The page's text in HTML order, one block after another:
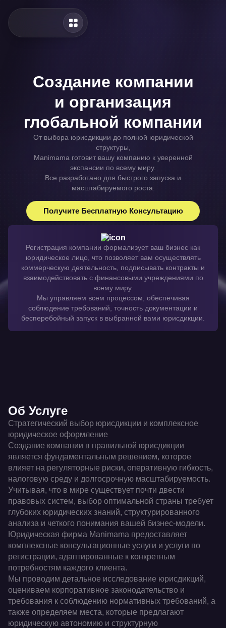
Создание компании
и организация
глобальной компании
От выбора юрисдикции до полной юридической
структуры,
Manimama готовит вашу компанию к уверенной
экспансии по всему миру.
Все разработано для быстрого запуска и
масштабируемого роста.
Получите Бесплатную Консультацию
Регистрация компании формализует ваш бизнес как
юридическое лицо, что позволяет вам осуществлять
коммерческую деятельность, подписывать контракты и
взаимодействовать с финансовыми учреждениями по
всему миру.
Мы управляем всем процессом, обеспечивая
соблюдение требований, точность документации и
бесперебойный запуск в выбранной вами юрисдикции.
Об Услуге
Стратегический выбор юрисдикции и комплексное
юридическое оформление
Создание компании в правильной юрисдикции
является фундаментальным решением, которое
влияет на регуляторные риски, оперативную гибкость,
налоговую среду и долгосрочную масштабируемость.
Учитывая, что в мире существует почти двести
правовых систем, выбор оптимальной страны требует
глубоких юридических знаний, структурированного
анализа и четкого понимания вашей бизнес-модели.
Юридическая фирма Manimama предоставляет
комплексные консультационные услуги и услуги по
регистрации, адаптированные к конкретным
потребностям каждого клиента.
Мы проводим детальное исследование юрисдикций,
оцениваем корпоративное законодательство и
требования к соблюдению нормативных требований, а
также определяем места, которые предлагают
юридическую автономию и структурную